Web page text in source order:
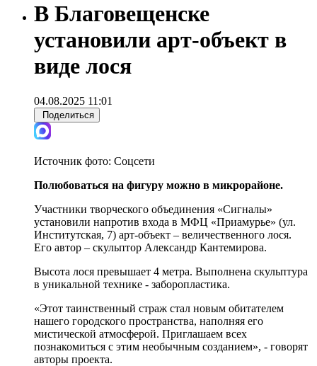
В Благовещенске
установили арт-объект в
виде лося
04.08.2025 11:01
Поделиться
Источник фото: Соцсети
Полюбоваться на фигуру можно в микрорайоне.
Участники творческого объединения «Сигналы»
установили напротив входа в МФЦ «Приамурье» (ул.
Институтская, 7) арт-объект – величественного лося.
Его автор – скульптор Александр Кантемирова.
Высота лося превышает 4 метра. Выполнена скульптура
в уникальной технике - заборопластика.
«Этот таинственный страж стал новым обитателем
нашего городского пространства, наполняя его
мистической атмосферой. Приглашаем всех
познакомиться с этим необычным созданием», - говорят
авторы проекта.